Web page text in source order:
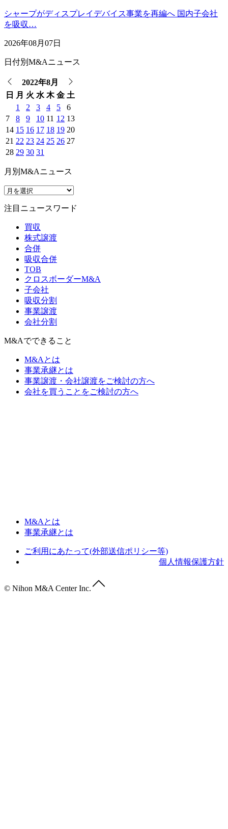
シャープがディスプレイデバイス事業を再編へ 国内子会社
を吸収…
2026年08月07日
日付別M&Aニュース
2022年8月
日
月 火 水 木 金 土
1
2 3 4 5
6
7
8 9 10 11 12 13
14 15 16 17 18 19 20
21 22 23 24 25 26 27
28 29 30 31
月別M&Aニュース
注目ニュースワード
買収
株式譲渡
合併
吸収合併
TOB
クロスボーダーM&A
子会社
吸収分割
事業譲渡
会社分割
M&Aでできること
M&Aとは
事業承継とは
事業譲渡・会社譲渡をご検討の方へ
会社を買うことをご検討の方へ
M&Aとは
事業承継とは
ご利用にあたって(外部送信ポリシー等)
個人情報保護方針
© Nihon M&A Center Inc.